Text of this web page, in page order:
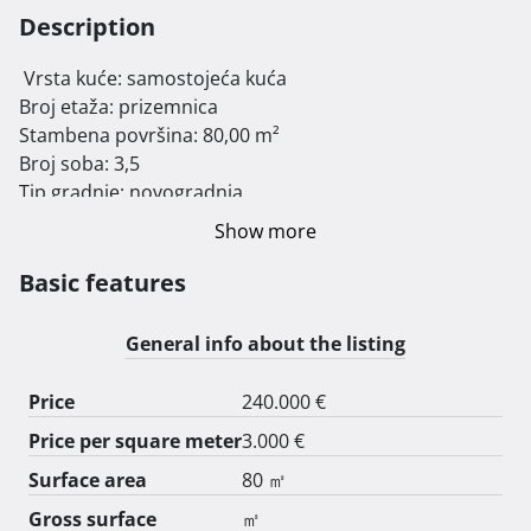
Description
Broj etaža: prizemnica
Stambena površina: 80,00 m²
Broj soba: 3,5
Tip gradnje: novogradnja
Godina izgradnje: 2012
Kućni broj: 13
Površina okućnice: 138,00 m²
Broj parkirališnih mjesta: 1
Infrastruktura: potpuna
Dozvole: uporabna dozvola, lokacijska dozvola,
vlasnički list
Okućnica: vrt, roštilj (zidan od kamena)
Show more
Basic features
General info about the listing
Price
240.000 €
Price per square meter3.000 €
Surface area
80 ㎡
Gross surface
㎡